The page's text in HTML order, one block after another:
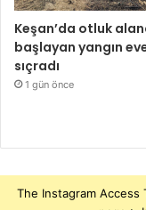
Keşan’da otluk
başlayan yangın
sıçradı
1 gün önce
The Instagram